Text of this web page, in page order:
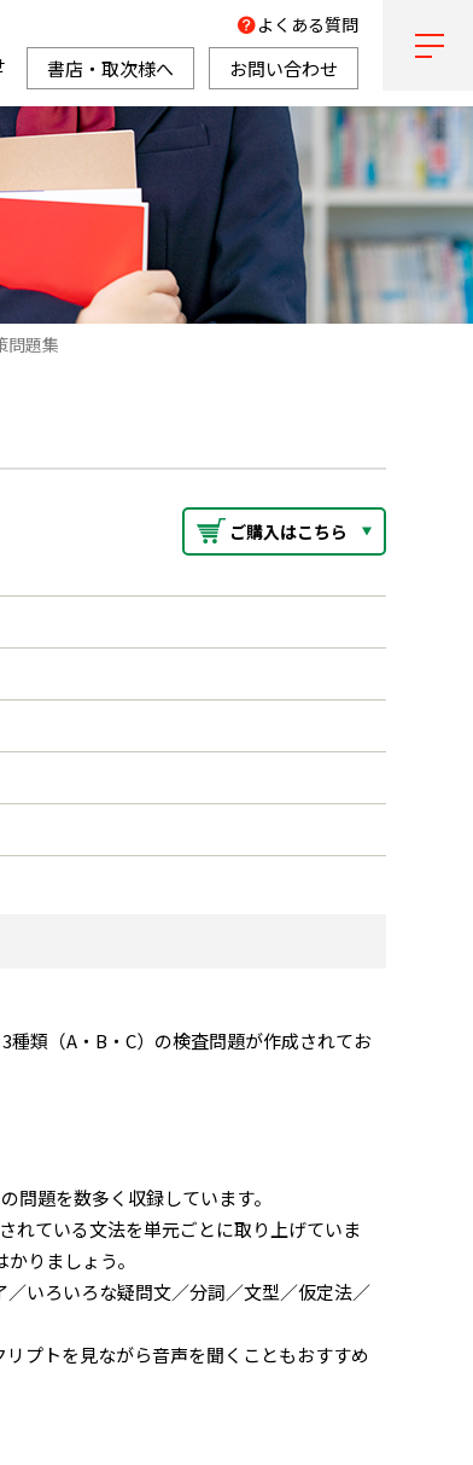
よくある質問
書店・取次様へ お問い合わせ
題集
ご購入はこちら
類（A・B・C）の検査問題が作成されてお
問題を数多く収録しています。
れている文法を単元ごとに取り上げていま
りましょう。
いろいろな疑問文／分詞／文型／仮定法／
プトを見ながら音声を聞くこともおすすめ